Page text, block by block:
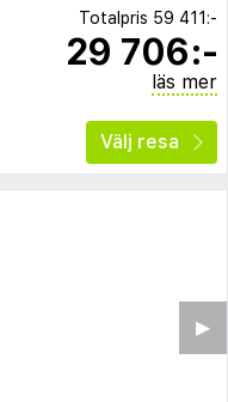
Totalpris 59 411:-
29 706:-
läs mer
Välj resa
▶︎